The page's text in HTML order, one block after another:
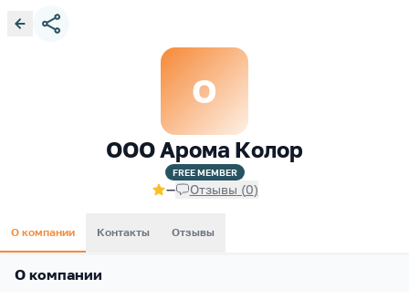
О
ООО Арома Колор
FREEMEMBER
— Отзывы (0)
О компании Контакты Отзывы
О компании